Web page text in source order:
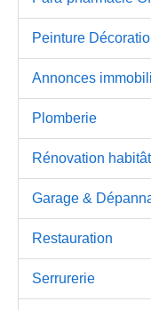
Peinture
Annonces
Plomberie
Rénovation habitât
Garage &
Restauration
Serrurerie